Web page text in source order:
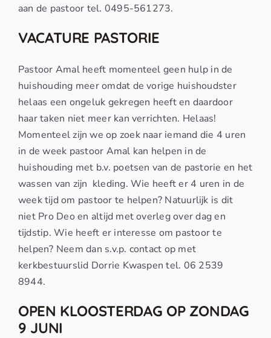
aan de pastoor tel. 0495-561273.
VACATURE PASTORIE
Pastoor Amal heeft momenteel geen hulp in de
huishouding meer omdat de vorige huishoudster
helaas een ongeluk gekregen heeft en daardoor
haar taken niet meer kan verrichten. Helaas!
Momenteel zijn we op zoek naar iemand die 4 uren
in de week pastoor Amal kan helpen in de
huishouding met b.v. poetsen van de pastorie en het
wassen van zijn kleding. Wie heeft er 4 uren in de
week tijd om pastoor te helpen? Natuurlijk is dit
niet Pro Deo en altijd met overleg over dag en
tijdstip. Wie heeft er interesse om pastoor te
helpen? Neem dan s.v.p. contact op met
kerkbestuurslid Dorrie Kwaspen tel. 06 2539
8944.
OPEN KLOOSTERDAG OP ZONDAG
9 JUNI